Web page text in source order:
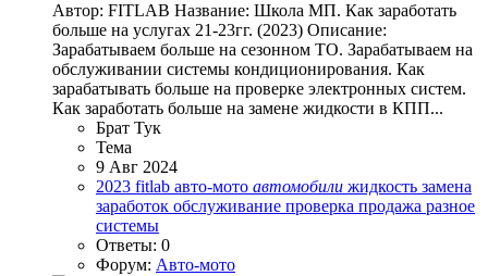
Автор: FITLAB Название: Школа МП. Как заработать
больше на услугах 21-23гг. (2023) Описание:
Зарабатываем больше на сезонном ТО. Зарабатываем на
обслуживании системы кондиционирования. Как
зарабатывать больше на проверке электронных систем.
Как заработать больше на замене жидкости в КПП...
Брат Тук
Тема
9 Авг 2024
2023 fitlab авто-мото автомобили жидкость замена
заработок обслуживание проверка продажа разное
системы
Ответы: 0
Форум: Авто-мото